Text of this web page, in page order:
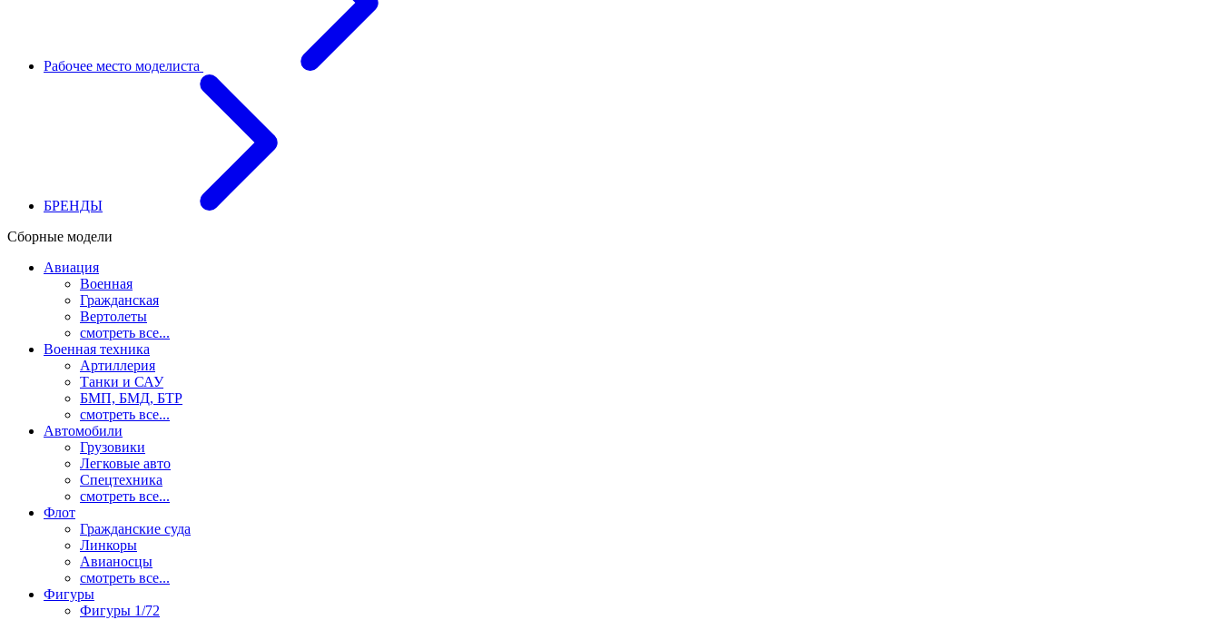
Рабочее место моделиста
БРЕНДЫ
Сборные модели
Авиация
Военная
Гражданская
Вертолеты
смотреть все...
Военная техника
Артиллерия
Танки и САУ
БМП, БМД, БТР
смотреть все...
Автомобили
Грузовики
Легковые авто
Спецтехника
смотреть все...
Флот
Гражданские суда
Линкоры
Авианосцы
смотреть все...
Фигуры
Фигуры 1/72